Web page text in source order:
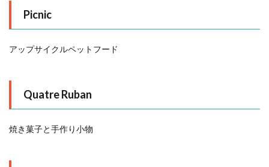
Picnic
アップサイクルペットフード
Quatre Ruban
焼き菓子と手作り小物